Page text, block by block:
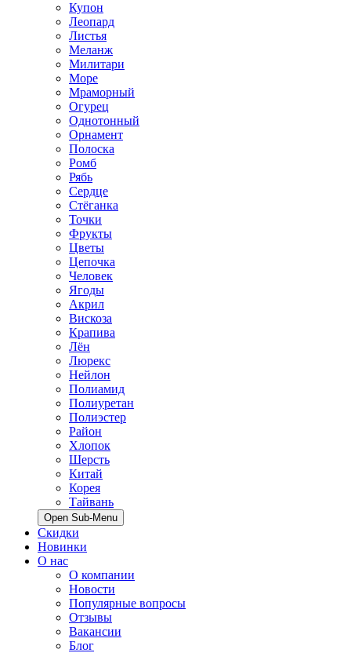
Купон
Леопард
Листья
Меланж
Милитари
Море
Мраморный
Огурец
Однотонный
Орнамент
Полоска
Ромб
Рябь
Сердце
Стёганка
Точки
Фрукты
Цветы
Цепочка
Человек
Ягоды
Акрил
Вискоза
Крапива
Лён
Люрекс
Нейлон
Полиамид
Полиуретан
Полиэстер
Район
Хлопок
Шерсть
Китай
Корея
Тайвань
Open Sub-Menu
Скидки
Новинки
О нас
О компании
Новости
Популярные вопросы
Отзывы
Вакансии
Блог